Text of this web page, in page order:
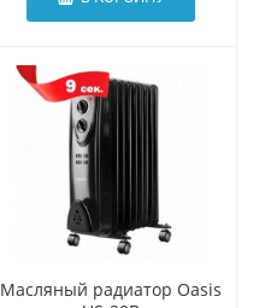
Масляный радиатор Oasis